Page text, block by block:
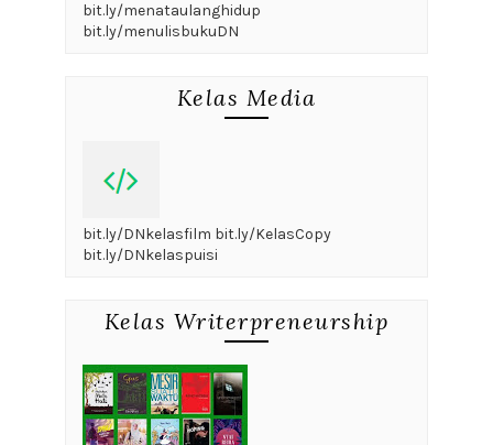
bit.ly/menataulanghidup
bit.ly/menulisbukuDN
Kelas Media
bit.ly/DNkelasfilm bit.ly/KelasCopy
bit.ly/DNkelaspuisi
Kelas Writerpreneurship